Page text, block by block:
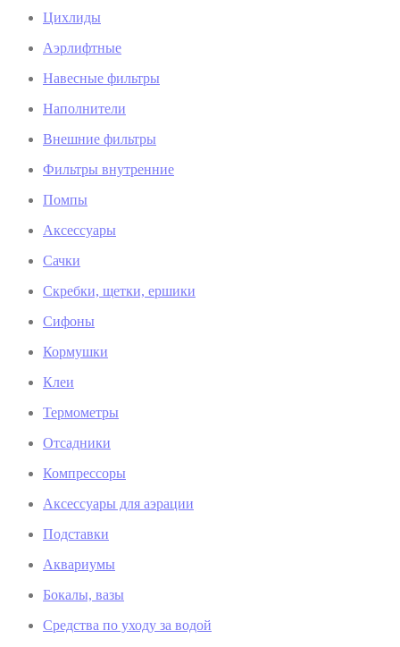
Цихлиды
Аэрлифтные
Навесные фильтры
Наполнители
Внешние фильтры
Фильтры внутренние
Помпы
Аксессуары
Сачки
Скребки, щетки, ершики
Сифоны
Кормушки
Клеи
Термометры
Отсадники
Компрессоры
Аксессуары для аэрации
Подставки
Аквариумы
Бокалы, вазы
Средства по уходу за водой